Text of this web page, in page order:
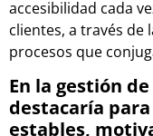
accesibilidad cada
clientes, a través de
procesos que
En la gestión
destacaría
estables,